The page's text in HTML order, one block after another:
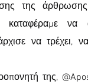
της
καταφέραμε
να
της,